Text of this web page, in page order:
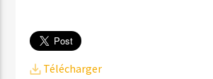
Télécharger